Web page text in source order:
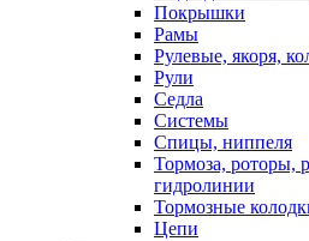
Покрышки
Рамы
Рулевые, якоря,
Рули
Седла
Системы
Спицы, ниппеля
Тормоза, роторы,
гидролинии
Тормозные
Цепи